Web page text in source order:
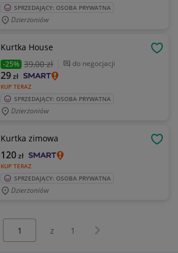
SPRZEDAJĄCY: OSOBA PRYWATNA
Dzierżoniów
Kurtka House
-25% 39,00 zł do negocjacji
KUP TERAZ
29zł
SPRZEDAJĄCY: OSOBA PRYWATNA
Dzierżoniów
Kurtka zimowa
KUP TERAZ
120zł
SPRZEDAJĄCY: OSOBA PRYWATNA
Dzierżoniów
z 1 Następna strona